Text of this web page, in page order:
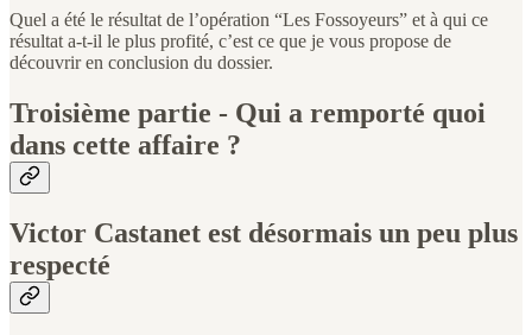
Quel a été le résultat de l’opération “Les Fossoyeurs” et à qui ce
résultat a-t-il le plus profité, c’est ce que je vous propose de
découvrir en conclusion du dossier.
Troisième partie - Qui a remporté quoi
dans cette affaire ?
Victor Castanet est désormais un peu plus
respecté